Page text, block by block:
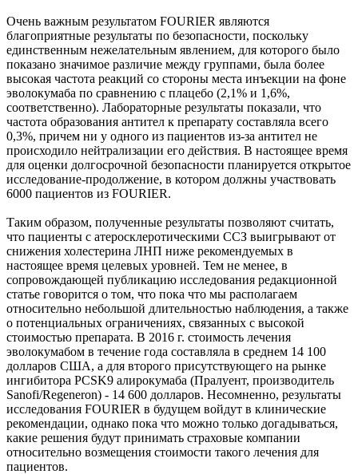
Очень важным результатом FOURIER являются
благоприятные результаты по безопасности, поскольку
единственным нежелательным явлением, для которого было
показано значимое различие между группами, была более
высокая частота реакций со стороны места инъекции на фоне
эволокумаба по сравнению с плацебо (2,1% и 1,6%,
соответственно). Лабораторные результаты показали, что
частота образования антител к препарату составляла всего
0,3%, причем ни у одного из пациентов из-за антител не
происходило нейтрализации его действия. В настоящее время
для оценки долгосрочной безопасности планируется открытое
исследование-продолжение, в котором должны участвовать
6000 пациентов из FOURIER.
Таким образом, полученные результаты позволяют считать,
что пациенты с атеросклеротическими ССЗ выигрывают от
снижения холестерина ЛНП ниже рекомендуемых в
настоящее время целевых уровней. Тем не менее, в
сопровождающей публикацию исследования редакционной
статье говорится о том, что пока что мы располагаем
относительно небольшой длительностью наблюдения, а также
о потенциальных ограничениях, связанных с высокой
стоимостью препарата. В 2016 г. стоимость лечения
эволокумабом в течение года составляла в среднем 14 100
долларов США, а для второго присутствующего на рынке
ингибитора PCSK9 алирокумаба (Пралуент, производитель
Sanofi/Regeneron) - 14 600 долларов. Несомненно, результаты
исследования FOURIER в будущем войдут в клинические
рекомендации, однако пока что можно только догадываться,
какие решения будут принимать страховые компании
относительно возмещения стоимости такого лечения для
пациентов.